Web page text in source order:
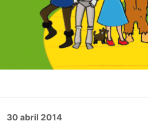
Posted
30 abril 2014